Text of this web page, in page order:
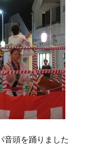
音頭を踊りました